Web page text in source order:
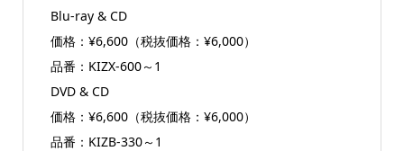
Blu-ray & CD
価格：¥6,600（税抜価格：¥6,000）
品番：KIZX-600～1
DVD & CD
価格：¥6,600（税抜価格：¥6,000）
品番：KIZB-330～1